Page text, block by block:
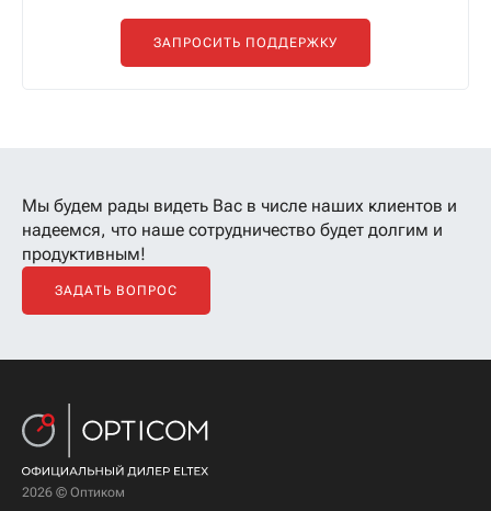
ЗАПРОСИТЬ ПОДДЕРЖКУ
Мы будем рады видеть Вас в числе наших клиентов и
надеемся, что наше сотрудничество будет долгим и
продуктивным!
ЗАДАТЬ ВОПРОС
2026 © Оптиком